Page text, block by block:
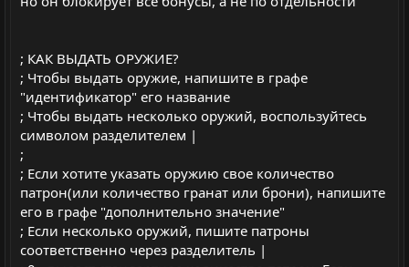
; КАК ВЫДАТЬ ОРУЖИЕ?
; Чтобы выдать оружие, напишите в графе
"идентификатор" его название
; Чтобы выдать несколько оружий, воспользуйтесь
символом разделителем |
;
; Если хотите указать оружию свое количество
патрон(или количество гранат или брони), напишите
его в графе "дополнительно значение"
; Если несколько оружий, пишите патроны
соответственно через разделитель |